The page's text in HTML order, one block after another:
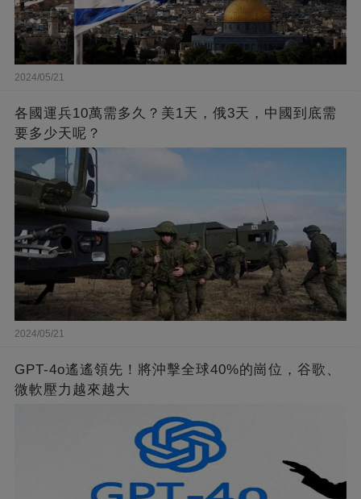
2024/05/21
各國運兵10萬需多久？美1天，俄3天，中國到底需
要多少天呢？
2024/05/21
GPT-4o遙遙領先！將沖擊全球40%的崗位，谷歌、
微軟壓力越來越大